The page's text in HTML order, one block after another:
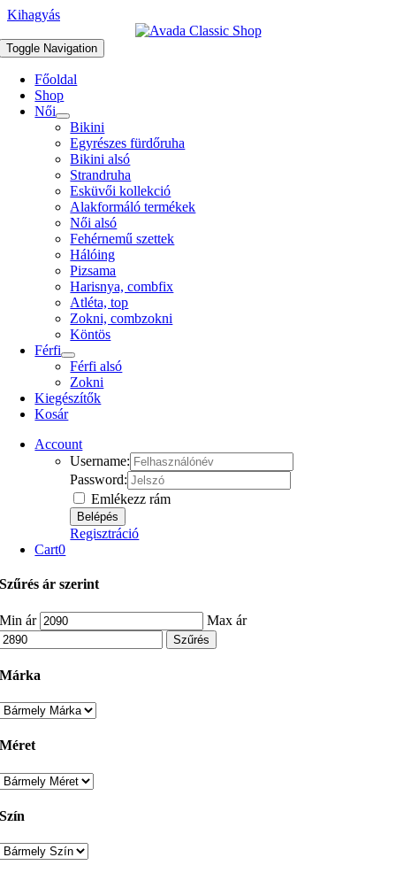
Kihagyás
Toggle Navigation
Főoldal
Shop
Női
Bikini
Egyrészes fürdőruha
Bikini alsó
Strandruha
Esküvői kollekció
Alakformáló termékek
Női alsó
Fehérnemű szettek
Hálóing
Pizsama
Harisnya, combfix
Atléta, top
Zokni, combzokni
Köntös
Férfi
Férfi alsó
Zokni
Kiegészítők
Kosár
Account
Username:
Password:
Emlékezz rám
Regisztráció
Cart0
Szűrés ár szerint
Min ár Max ár
Szűrés
Márka
Méret
Szín